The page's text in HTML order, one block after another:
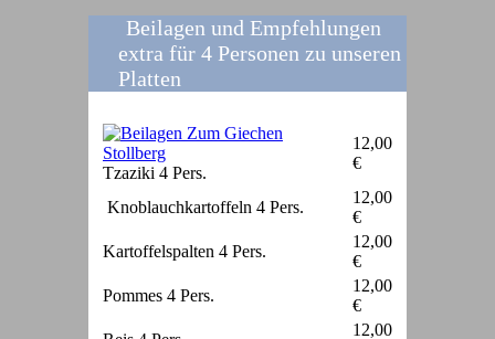
Beilagen und Empfehlungen
extra für 4 Personen zu unseren
Platten
Tzaziki 4 Pers.
12,00
€
Knoblauchkartoffeln 4 Pers.
12,00
€
Kartoffelspalten 4 Pers.
12,00
€
Pommes 4 Pers.
12,00
€
12,00